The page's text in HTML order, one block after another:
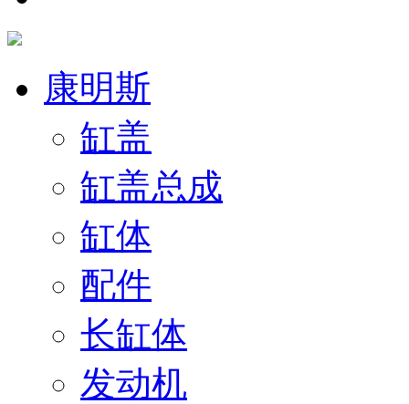
康明斯
缸盖
缸盖总成
缸体
配件
长缸体
发动机